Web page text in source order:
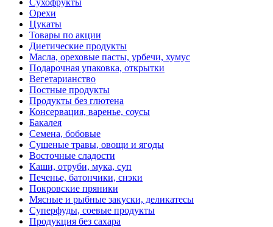
Орехи
Цукаты
Товары по акции
Диетические продукты
Масла, ореховые пасты, урбечи, хумус
Подарочная упаковка, открытки
Вегетарианство
Постные продукты
Продукты без глютена
Консервация, варенье, соусы
Бакалея
Семена, бобовые
Сушеные травы, овощи и ягоды
Восточные сладости
Каши, отруби, мука, суп
Печенье, батончики, снэки
Покровские пряники
Мясные и рыбные закуски, деликатесы
Суперфуды, соевые продукты
Продукция без сахара